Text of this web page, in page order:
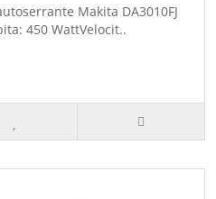
Makita DA3010FJ
450 WattVelocit..